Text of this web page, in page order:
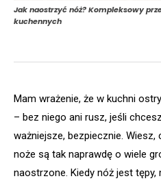
Jak naostrzyć nóż? Kompleksowy
kuchennych
Mam wrażenie, że w kuchni
– bez niego ani rusz, jeśli
ważniejsze, bezpiecznie.
noże są tak naprawdę o wiele
naostrzone. Kiedy nóż jest tępy,